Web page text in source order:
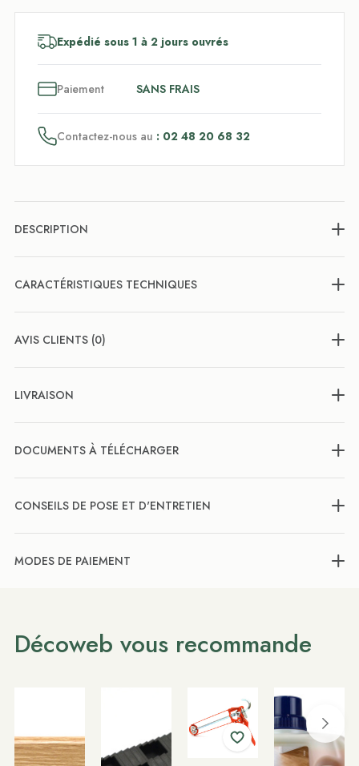
Expédié sous 1 à 2 jours ouvrés
Paiement SANS FRAIS
Contactez-nous au : 02 48 20 68 32
DESCRIPTION
CARACTÉRISTIQUES TECHNIQUES
AVIS CLIENTS (0)
LIVRAISON
DOCUMENTS À TÉLÉCHARGER
CONSEILS DE POSE ET D'ENTRETIEN
MODES DE PAIEMENT
Décoweb vous recommande